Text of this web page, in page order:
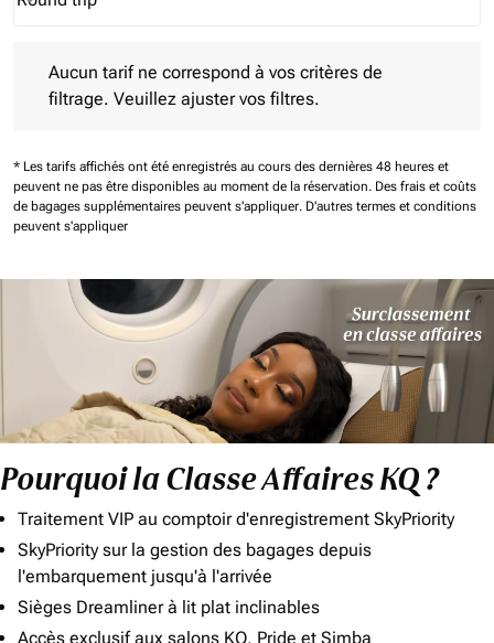
Journey Types option Round trip Selected
Aucun tarif ne correspond à vos critères de
filtrage. Veuillez ajuster vos filtres.
* Les tarifs affichés ont été enregistrés au cours des dernières 48 heures et
peuvent ne pas être disponibles au moment de la réservation. Des frais et coûts
de bagages supplémentaires peuvent s'appliquer. D'autres termes et conditions
peuvent s'appliquer
Pourquoi la Classe Affaires KQ ?
Traitement VIP au comptoir d'enregistrement SkyPriority
SkyPriority sur la gestion des bagages depuis
l'embarquement jusqu'à l'arrivée
Sièges Dreamliner à lit plat inclinables
Accès exclusif aux salons KQ, Pride et Simba